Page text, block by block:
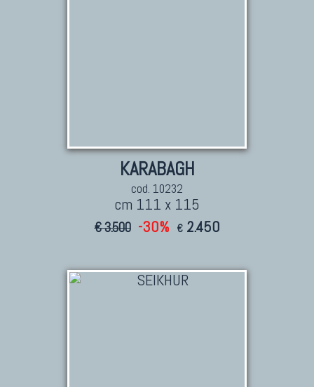
KARABAGH
cod. 10232
cm 111 x 115
€ 3.500 -30% € 2.450